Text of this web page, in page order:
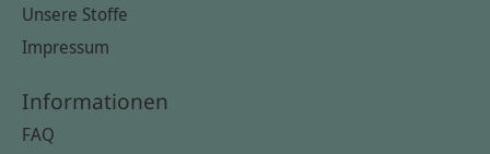
Unsere Stoffe
Impressum
Informationen
FAQ